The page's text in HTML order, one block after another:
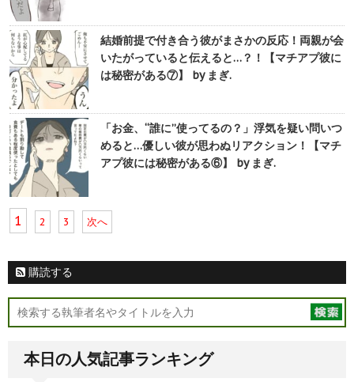
結婚前提で付き合う彼がまさかの反応！両親が会
いたがっていると伝えると…？！【マチアプ彼に
は秘密がある⑦】 by まぎ.
「お金、“誰に”使ってるの？」浮気を疑い問いつ
めると…優しい彼が思わぬリアクション！【マチ
アプ彼には秘密がある⑥】 by まぎ.
1 2 3 次へ
購読する
本日の人気記事ランキング